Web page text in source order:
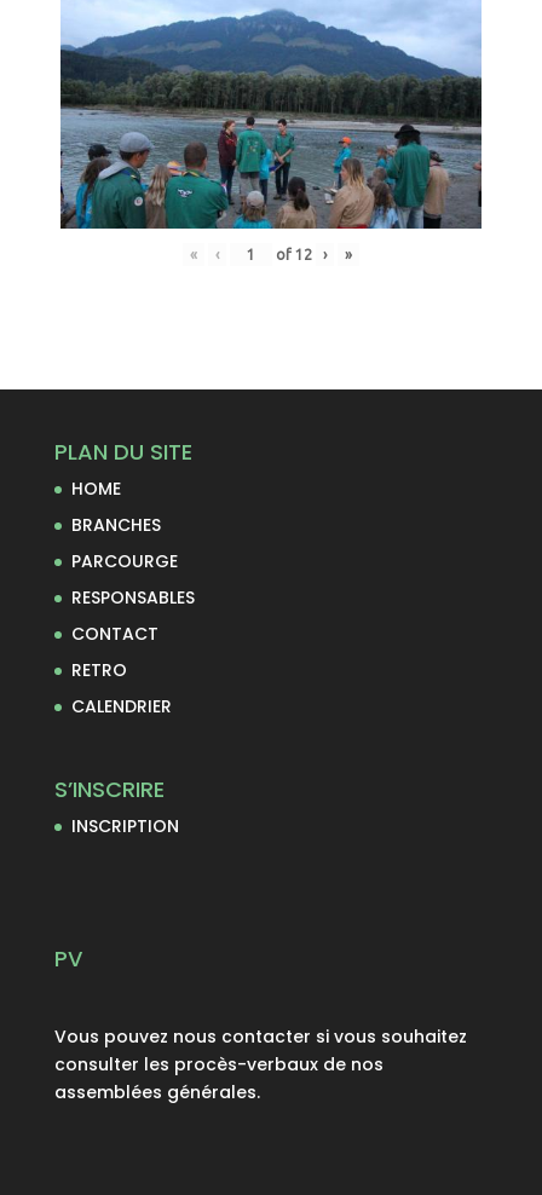
« ‹ of 12 › »
PLAN DU SITE
HOME
BRANCHES
PARCOURGE
RESPONSABLES
CONTACT
RETRO
CALENDRIER
S’INSCRIRE
INSCRIPTION
PV
Vous pouvez nous contacter si vous souhaitez
consulter les procès-verbaux de nos
assemblées générales.